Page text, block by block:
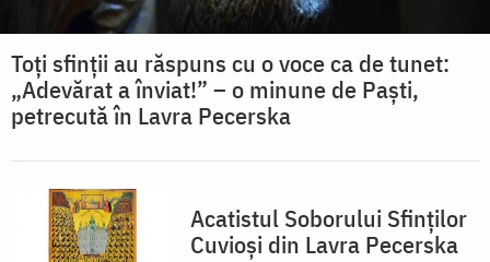
Toți sfinții au răspuns cu o voce ca de tunet:
„Adevărat a înviat!” – o minune de Paști,
petrecută în Lavra Pecerska
Acatistul Soborului Sfinților
Cuvioși din Lavra Pecerska